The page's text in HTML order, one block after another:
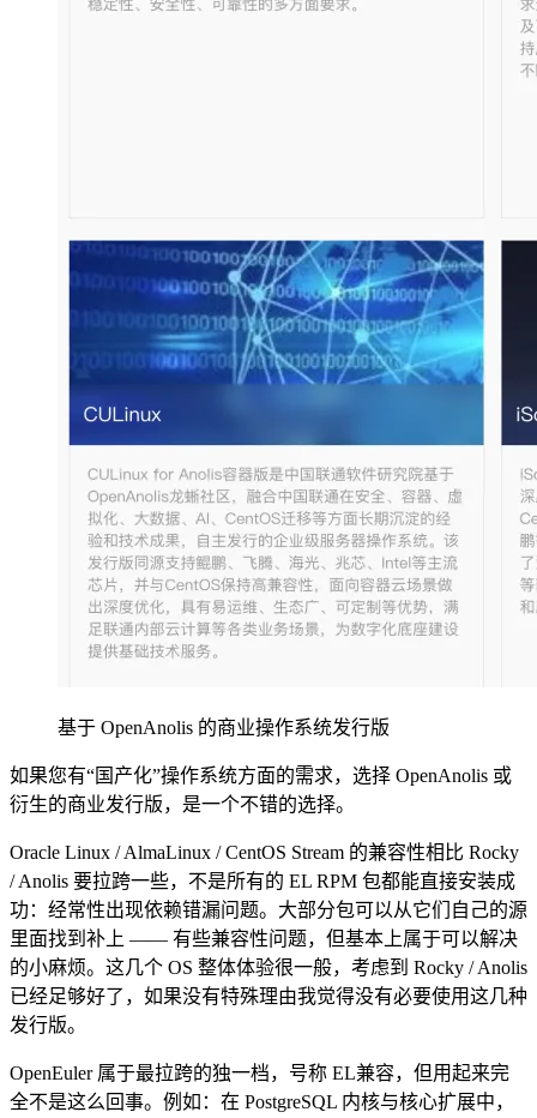
基于 OpenAnolis 的商业操作系统发行版
如果您有“国产化”操作系统方面的需求，选择 OpenAnolis 或
衍生的商业发行版，是一个不错的选择。
Oracle Linux / AlmaLinux / CentOS Stream 的兼容性相比 Rocky
/ Anolis 要拉跨一些，不是所有的 EL RPM 包都能直接安装成
功：经常性出现依赖错漏问题。大部分包可以从它们自己的源
里面找到补上 —— 有些兼容性问题，但基本上属于可以解决
的小麻烦。这几个 OS 整体体验很一般，考虑到 Rocky / Anolis
已经足够好了，如果没有特殊理由我觉得没有必要使用这几种
发行版。
OpenEuler 属于最拉跨的独一档，号称 EL兼容，但用起来完
全不是这么回事。例如：在 PostgreSQL 内核与核心扩展中，